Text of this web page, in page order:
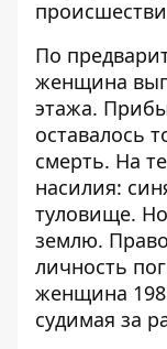
По
женщина
этажа.
оставалось
смерть. На
насилия:
туловище.
землю.
личность
женщина
судимая за